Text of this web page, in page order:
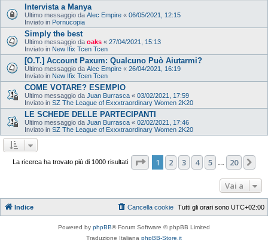
Intervista a Manya
Ultimo messaggio da Alec Empire « 06/05/2021, 12:15
Inviato in Pornucopia
Simply the best
Ultimo messaggio da oaks « 27/04/2021, 15:13
Inviato in New Ifix Tcen Tcen
[O.T.] Account Paxum: Qualcuno Può Aiutarmi?
Ultimo messaggio da Alec Empire « 26/04/2021, 16:19
Inviato in New Ifix Tcen Tcen
COME VOTARE? ESEMPIO
Ultimo messaggio da Juan Burrasca « 03/02/2021, 17:59
Inviato in SZ The League of Exxxtraordinary Women 2K20
LE SCHEDE DELLE PARTECIPANTI
Ultimo messaggio da Juan Burrasca « 02/02/2021, 17:46
Inviato in SZ The League of Exxxtraordinary Women 2K20
La ricerca ha trovato più di 1000 risultati Pagina di 20
1 2 3 4 5 20
Vai a
Indice Tutti gli orari sono UTC+02:00
Cancella cookie
Powered by phpBB® Forum Software © phpBB Limited
Traduzione Italiana phpBB-Store.it